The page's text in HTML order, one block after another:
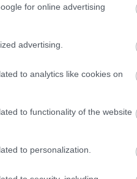
for online advertising
advertising.
to analytics like cookies on
to functionality of the website
to personalization.
jövedelemre is
szeretnének
a fiatalok